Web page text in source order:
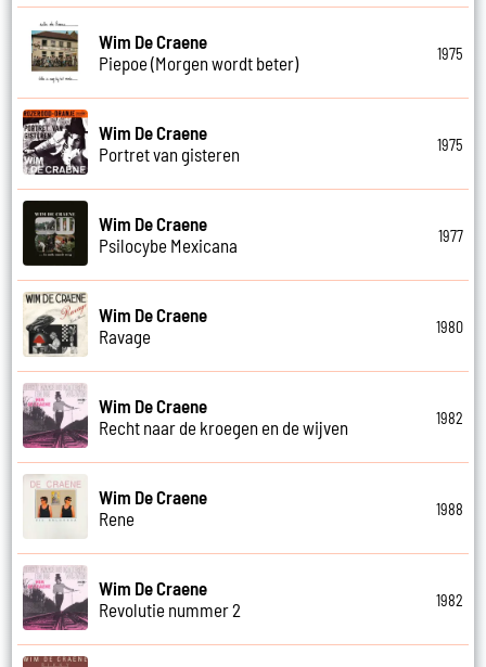
Wim De Craene
Piepoe (Morgen wordt beter)
1975
Wim De Craene
Portret van gisteren
1975
Wim De Craene
Psilocybe Mexicana
1977
Wim De Craene
Ravage
1980
Wim De Craene
Recht naar de kroegen en de wijven
1982
Wim De Craene
Rene
1988
Wim De Craene
Revolutie nummer 2
1982